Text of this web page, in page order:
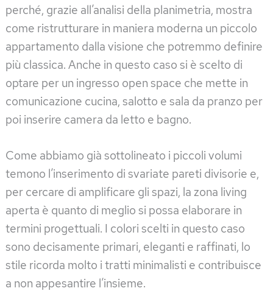
perché, grazie all’analisi della planimetria, mostra
come ristrutturare in maniera moderna un piccolo
appartamento dalla visione che potremmo definire
più classica. Anche in questo caso si è scelto di
optare per un ingresso open space che mette in
comunicazione cucina, salotto e sala da pranzo per
poi inserire camera da letto e bagno.
Come abbiamo già sottolineato i piccoli volumi
temono l’inserimento di svariate pareti divisorie e,
per cercare di amplificare gli spazi, la zona living
aperta è quanto di meglio si possa elaborare in
termini progettuali. I colori scelti in questo caso
sono decisamente primari, eleganti e raffinati, lo
stile ricorda molto i tratti minimalisti e contribuisce
a non appesantire l’insieme.